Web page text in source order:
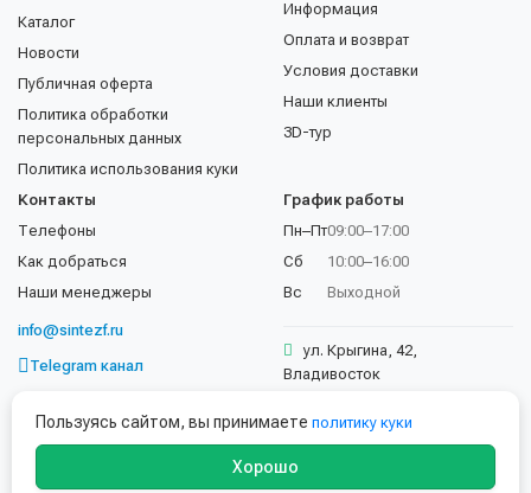
Каталог
Новости
Публичная оферта
Политика обработки
персональных данных
Политика использования куки
Информация
Оплата и возврат
Условия доставки
Наши клиенты
3D-тур
Контакты
Телефоны
Как добраться
Наши менеджеры
info@sintezf.ru
Telegram канал
График работы
Пн–Пт
Сб
Вс
09:00–17:00
10:00–16:00
Выходной
ул. Крыгина, 42,
Владивосток
Пользуясь сайтом, вы принимаете политику куки
Хорошо